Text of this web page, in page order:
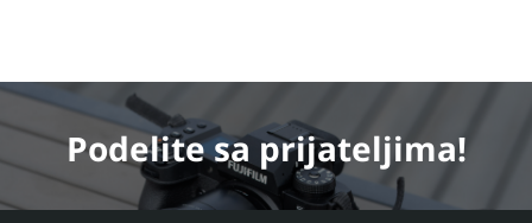
Podelitesa prijateljima!